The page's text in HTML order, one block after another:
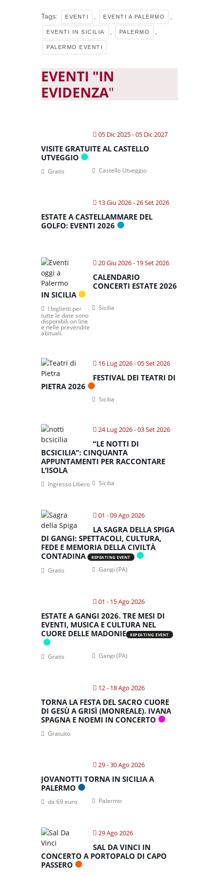
Tags: EVENTI EVENTI A PALERMO
EVENTI IN SICILIA PALERMO
PALERMO EVENTI
EVENTI "IN
EVIDENZA"
05 Dic 2025- 05 Dic 2027
VISITE GRATUITE AL CASTELLO
UTVEGGIO
Castello Utveggio
Gratis
13 Giu 2026- 26 Set 2026
ESTATE A CASTELLAMMARE DEL
GOLFO: EVENTI 2026
20 Giu 2026- 19 Set 2026
CALENDARIO
CONCERTI ESTATE 2026
IN SICILIA
Sicilia
I biglietti per
tutte le date sono
disponibili on line
e nelle prevendite
abituali.
16 Lug 2026- 05 Set 2026
FESTIVAL DEI TEATRI DI
PIETRA 2026
Sicilia
24 Lug 2026- 03 Set 2026
“LE NOTTI DI
BCSICILIA”: CINQUANTA
APPUNTAMENTI PER RACCONTARE
L’ISOLA
Sicilia
Ingresso Libero
01 - 09 Ago 2026
LA SAGRA DELLA SPIGA
DI GANGI: SPETTACOLI, CULTURA,
FEDE E MEMORIA DELLA CIVILTÀ
CONTADINA
REPEATING EVENT
Gangi (PA)
Gratis
01 - 15 Ago 2026
ESTATE A GANGI 2026. TRE MESI DI
EVENTI, MUSICA E CULTURA NEL
CUORE DELLE MADONIE
REPEATING EVENT
Gangi (PA)
Gratis
12 - 18 Ago 2026
TORNA LA FESTA DEL SACRO CUORE
DI GESÙ A GRISÌ (MONREALE). IVANA
SPAGNA E NOEMI IN CONCERTO
Gratuito
29 - 30 Ago 2026
JOVANOTTI TORNA IN SICILIA A
PALERMO
Palermo
da 69 euro
29 Ago 2026
SAL DA VINCI IN
CONCERTO A PORTOPALO DI CAPO
PASSERO